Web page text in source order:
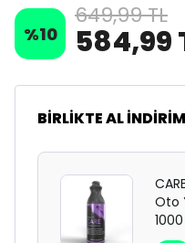
%10
649,99 TL
584,99
BİRLİKTE AL
Oto